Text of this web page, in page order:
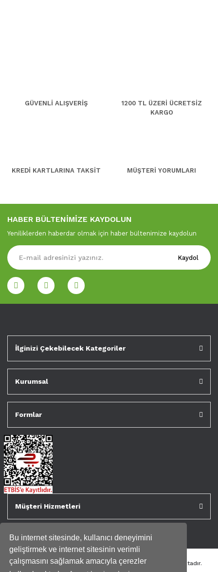
Bu internet sitesinde, kullanıcı deneyimini
geliştirmek ve internet sitesinin verimli
çalışmasını sağlamak amacıyla çerezler
GÜVENLİ ALIŞVERİŞ
1200 TL ÜZERİ ÜCRETSİZ
KARGO
KREDİ KARTLARINA TAKSİT MÜŞTERİ YORUMLARI
HABER BÜLTENİMİZE KAYDOLUN
Yeniliklerden haberdar olmak için haber bültenimize kaydolun
Kaydol
İlginizi Çekebilecek Kategoriler
Kurumsal
Formlar
Müşteri Hizmetleri
Tüm kredi kartı bilgileriniz 256bit SSL Sertifikası ile korunmaktadır.